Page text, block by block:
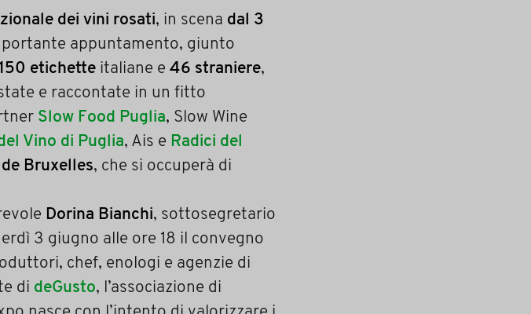
dei vini rosati, in scena dal 3
appuntamento, giunto
etichette italiane e46 straniere,
e raccontate in un fitto
Slow Food Puglia, Slow Wine
Vino di Puglia, Ais e Radici del
Bruxelles, che si occuperà di
Dorina Bianchi, sottosegretario
3 giugno alle ore 18 il convegno
chef, enologi e agenzie di
di deGusto, l’associazione di